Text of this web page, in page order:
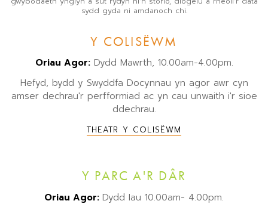
sydd gyda ni amdanoch chi.
Y COLISËWM
Oriau Agor:Dydd Mawrth, 10.00am-4.00pm.
Hefyd, bydd y Swyddfa Docynnau yn agor awr cyn
amser dechrau'r perfformiad ac yn cau unwaith i'r sioe
ddechrau.
THEATR Y COLISËWM
Y PARC A'R DÂR
Oriau Agor: Dydd Iau 10.00am- 4.00pm.